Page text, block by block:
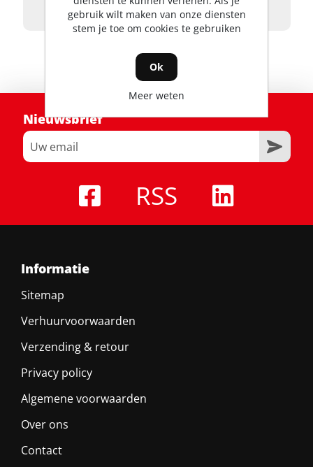
Nieuwsbrief
RSS
Informatie
Sitemap
Verhuurvoorwaarden
Verzending & retour
Privacy policy
Algemene voorwaarden
Over ons
Contact
gebruik wilt maken van onze diensten
stem je toe om cookies te gebruiken
Ok
Meer weten